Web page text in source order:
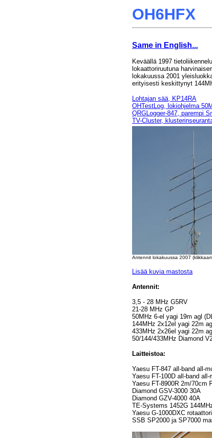
OH6HFX
Same in English...
Keväällä 1997
lokaattoriruutuna
lokakuussa 2001
erityisesti keskittynyt
Lohtajan sää, KP14RA
OHTestLog, lokiohjelma
QRGLogger-847, parempi
TV-Cluster,
Antennit lokakuussa 2007
Lisää kuvia mastosta
Antennit:
3,5 - 28 MHz G5RV
21-28 MHz GP
50MHz 6-el yagi 19m agl
144MHz 2x12el yagi 22m
433MHz 2x26el yagi 22m
50/144/433MHz Diamond
Laitteistoa:
Yaesu FT-847 all-band all-
Yaesu FT-100D all-band all-
Yaesu FT-8900R 2m/70cm
Diamond GSV-3000 30A
Diamond GZV-4000 40A
TE-Systems 1452G
Yaesu G-1000DXC rotaattori
SSB SP2000 ja SP7000